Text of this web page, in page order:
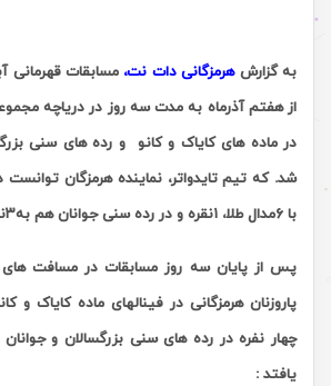
به گزارش هرمزگانی دات نت، مسابقات قهرمانی
از هفتم آذرماه به مدت سه روز در دریاچه
در ماده های کایاک و کانو و رده های سنی
شد. که تیم تایدواتر، نماینده هرمزگان توانست
با ۶مدال طلا، ۱نقره و در رده سنی جوانان هم به۳
پس از پایان سه روز
پاروزنان هرمزگانی در فینالهای ماده کایاک و
چهار نفره در رده های سنی بزرگسالان و
یافتد :